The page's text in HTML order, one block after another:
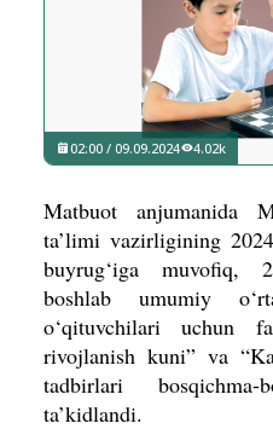
02:00 / 09.09.2024 4.02k
Matbuot anjumanida
ta’limi vazirligining
buyrug‘iga muvofiq,
boshlab umumiy
o‘qituvchilari uchun
rivojlanish kuni” va
tadbirlari
ta’kidlandi.